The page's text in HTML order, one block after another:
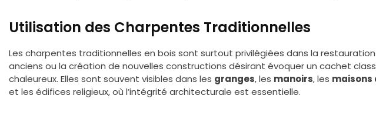
Utilisation des Charpentes Traditionnelles
Les charpentes traditionnelles en bois sont surtout privilégiées dans la
anciens ou la création de nouvelles constructions désirant évoquer un cachet
chaleureux. Elles sont souvent visibles dans les granges, les manoirs, les maisons
et les édifices religieux, où l’intégrité architecturale est essentielle.